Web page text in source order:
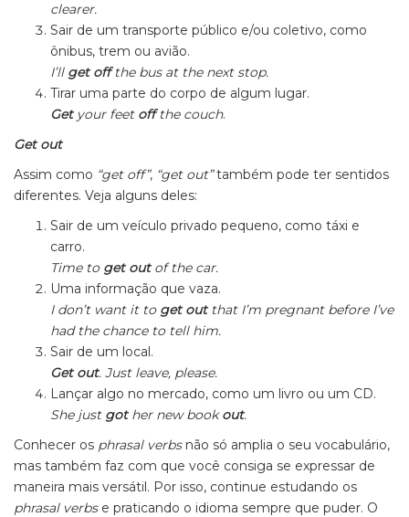
clearer.
Sair de um transporte público e/ou coletivo, como
ônibus, trem ou avião.
I’ll get offthe bus at the next stop.
Tirar uma parte do corpo de algum lugar.
Get your feet offthe couch.
Get out
Assim como “get off”, “get out”também pode ter sentidos
diferentes. Veja alguns deles:
Sair de um veículo privado pequeno, como táxi e
carro.
Time to get outof the car.
Uma informação que vaza.
I don’t want it to get out that I’m pregnant before I’ve
had the chance to tell him.
Sair de um local.
Get out. Just leave, please.
Lançar algo no mercado, como um livro ou um CD.
She just gother new bookout.
Conhecer os phrasal verbs não só amplia o seu vocabulário,
mas também faz com que você consiga se expressar de
maneira mais versátil. Por isso, continue estudando os
phrasal verbs e praticando o idioma sempre que puder. O